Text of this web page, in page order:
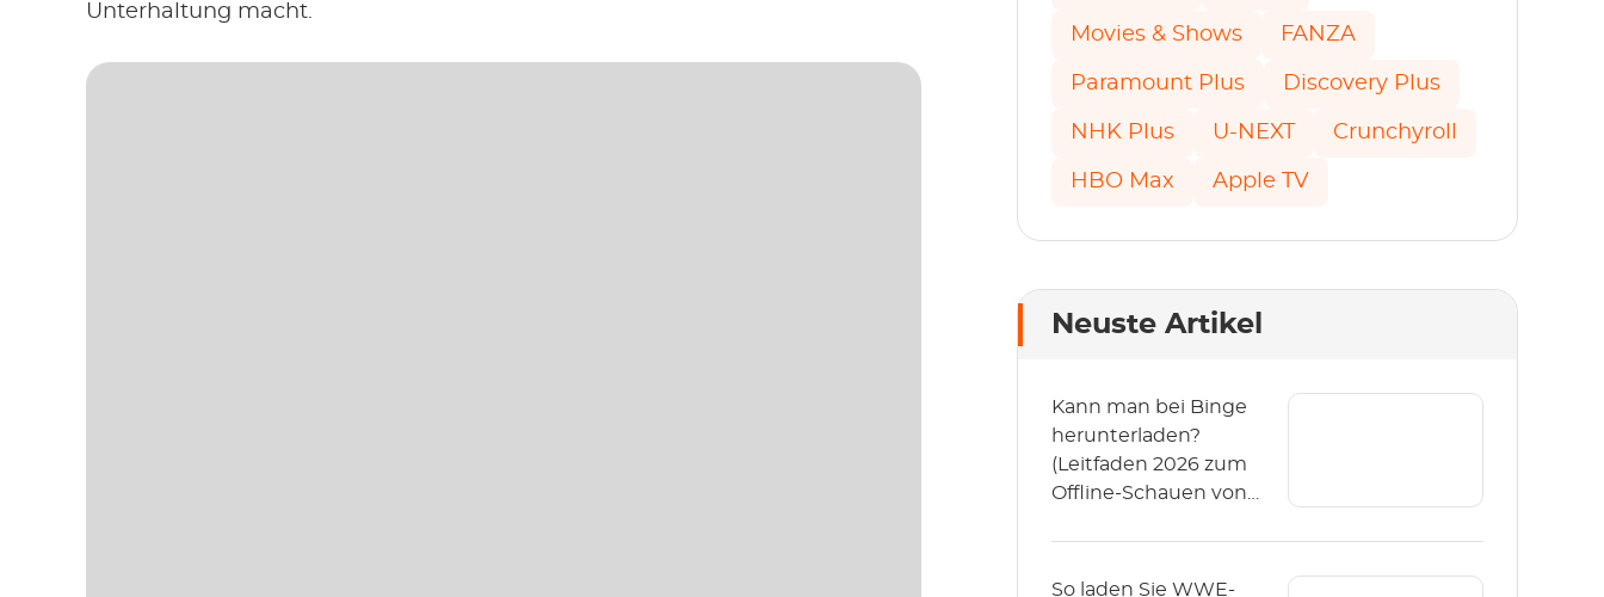
Unterhaltung macht.
Movies & Shows FANZA
Paramount Plus Discovery Plus
NHK Plus U-NEXT Crunchyroll
HBO Max Apple TV
Neuste Artikel
Kann man bei Binge
herunterladen?
(Leitfaden 2026 zum
Offline-Schauen von
So laden Sie WWE-